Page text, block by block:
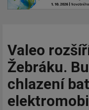
Valeo
Žebráku.
chlazení